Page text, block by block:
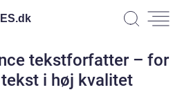
dk
tekstforfatter – for
i høj kvalitet